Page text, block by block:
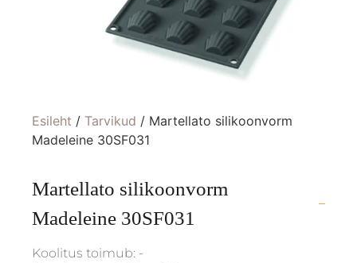
Esileht / Tarvikud / Martellato silikoonvorm
Madeleine 30SF031
Martellato silikoonvorm
Madeleine 30SF031
Koolitus toimub: -